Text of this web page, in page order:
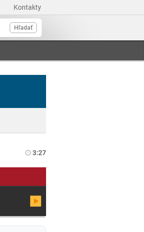
Kontakty
Hľadať
3:27